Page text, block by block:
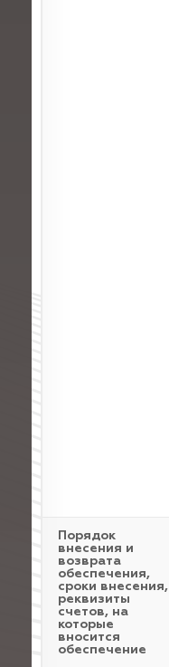
Порядок
внесения и
возврата
обеспечения,
сроки внесения,
реквизиты
счетов, на
которые
вносится
обеспечение